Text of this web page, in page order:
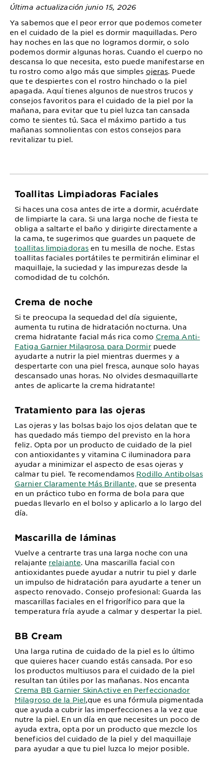
Garnier
Offers
Cruelty
Free
Última actualización junio 15, 2026
Ya sabemos que el peor error que podemos cometer
en el cuidado de la piel es dormir maquilladas. Pero
hay noches en las que no logramos dormir, o solo
podemos dormir algunas horas. Cuando el cuerpo no
descansa lo que necesita, esto puede manifestarse en
tu rostro como algo más que simples ojeras. Puede
que te despiertes con el rostro hinchado o la piel
apagada. Aquí tienes algunos de nuestros trucos y
consejos favoritos para el cuidado de la piel por la
mañana, para evitar que tu piel luzca tan cansada
como te sientes tú. Saca el máximo partido a tus
mañanas somnolientas con estos consejos para
revitalizar tu piel.
Toallitas Limpiadoras Faciales
Si haces una cosa antes de irte a dormir, acuérdate
de limpiarte la cara. Si una larga noche de fiesta te
obliga a saltarte el baño y dirigirte directamente a
la cama, te sugerimos que guardes un paquete de
toallitas limpiadoras en tu mesilla de noche. Estas
toallitas faciales portátiles te permitirán eliminar el
maquillaje, la suciedad y las impurezas desde la
comodidad de tu colchón.
Crema de noche
Si te preocupa la sequedad del día siguiente,
aumenta tu rutina de hidratación nocturna. Una
crema hidratante facial más rica como Crema Anti-
Fatiga Garnier Milagrosa para Dormirpuede
ayudarte a nutrir la piel mientras duermes y a
despertarte con una piel fresca, aunque solo hayas
descansado unas horas. No olvides desmaquillarte
antes de aplicarte la crema hidratante!
Tratamiento para las ojeras
Las ojeras y las bolsas bajo los ojos delatan que te
has quedado más tiempo del previsto en la hora
feliz. Opta por un producto de cuidado de la piel
con antioxidantes y vitamina C iluminadora para
ayudar a minimizar el aspecto de esas ojeras y
calmar tu piel. Te recomendamos Rodillo Antibolsas
Garnier Claramente Más Brillante, que se presenta
en un práctico tubo en forma de bola para que
puedas llevarlo en el bolso y aplicarlo a lo largo del
día.
Mascarilla de láminas
Vuelve a centrarte tras una larga noche con una
relajante relajante. Una mascarilla facial con
antioxidantes puede ayudar a nutrir tu piel y darle
un impulso de hidratación para ayudarte a tener un
aspecto renovado. Consejo profesional: Guarda las
mascarillas faciales en el frigorífico para que la
temperatura fría ayude a calmar y despertar la piel.
BB Cream
Una larga rutina de cuidado de la piel es lo último
que quieres hacer cuando estás cansada. Por eso
los productos multiusos para el cuidado de la piel
resultan tan útiles por las mañanas. Nos encanta
Crema BB Garnier SkinActive en Perfeccionador
Milagroso de la Piel,que es una fórmula pigmentada
que ayuda a cubrir las imperfecciones a la vez que
nutre la piel. En un día en que necesites un poco de
ayuda extra, opta por un producto que mezcle los
beneficios del cuidado de la piel y del maquillaje
para ayudar a que tu piel luzca lo mejor posible.